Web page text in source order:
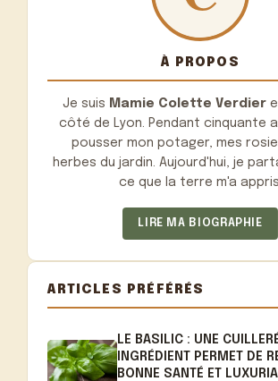
À PROPOS
Je suis Mamie Colette Verdier
côté de Lyon. Pendant cinquante
pousser mon potager, mes
herbes du jardin. Aujourd'hui, je
ce que la terre m'a
LIRE MA BIOGRAPHIE
ARTICLES PRÉFÉRÉS
LE BASILIC : UNE
INGRÉDIENT PERMET DE
BONNE SANTÉ ET